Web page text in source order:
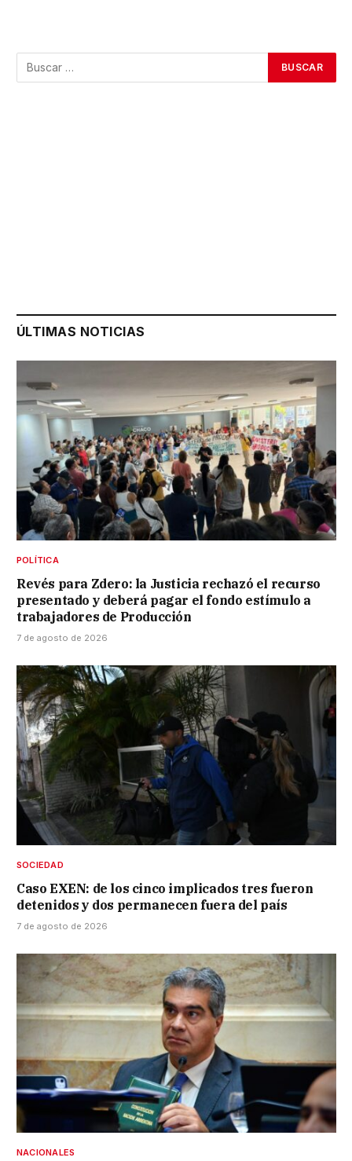
ÚLTIMAS NOTICIAS
POLÍTICA
Revés para Zdero: la Justicia rechazó el recurso
presentado y deberá pagar el fondo estímulo a
trabajadores de Producción
7 de agosto de 2026
SOCIEDAD
Caso EXEN: de los cinco implicados tres fueron
detenidos y dos permanecen fuera del país
7 de agosto de 2026
NACIONALES